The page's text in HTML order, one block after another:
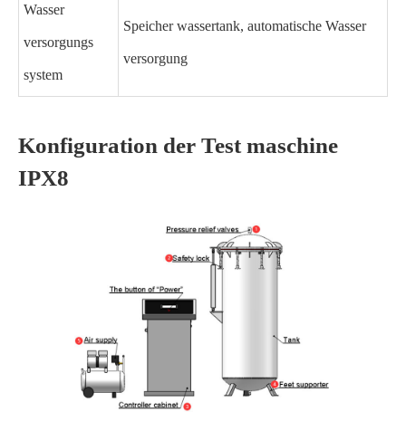
Wasser
versorgungs
system
Speicher wassertank, automatische Wasser
versorgung
Konfiguration der Test maschine
IPX8